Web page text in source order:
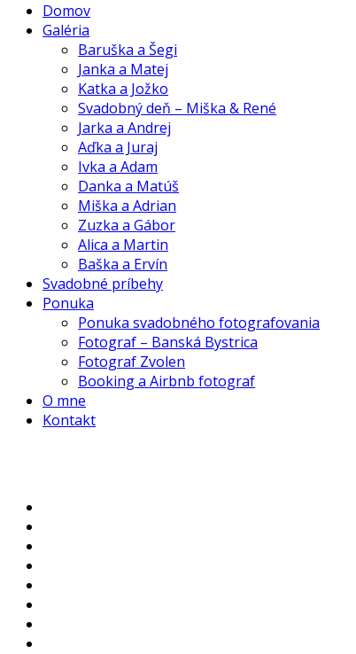
Domov
Galéria
Baruška a Šegi
Janka a Matej
Katka a Jožko
Svadobný deň – Miška & René
Jarka a Andrej
Aďka a Juraj
Ivka a Adam
Danka a Matúš
Miška a Adrian
Zuzka a Gábor
Alica a Martin
Baška a Ervín
Svadobné príbehy
Ponuka
Ponuka svadobného fotografovania
Fotograf – Banská Bystrica
Fotograf Zvolen
Booking a Airbnb fotograf
O mne
Kontakt